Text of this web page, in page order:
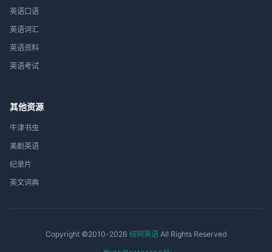
英语口语
英语词汇
英语资料
英语考试
其他资源
牛津书虫
美剧英语
纪录片
英文词典
Copyright ©2010-2026 结网英语All Rights Reserved